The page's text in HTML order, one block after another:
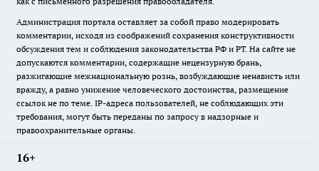
Администрация портала оставляет за собой право модерировать
комментарии, исходя из соображений сохранения конструктивности
обсуждения тем и соблюдения законодательства РФ и РТ. На сайте не
допускаются комментарии, содержащие нецензурную брань,
разжигающие межнациональную рознь, возбуждающие ненависть или
вражду, а равно унижение человеческого достоинства, размещение
ссылок не по теме. IP-адреса пользователей, не соблюдающих эти
требования, могут быть переданы по запросу в надзорные и
правоохранительные органы.
16+